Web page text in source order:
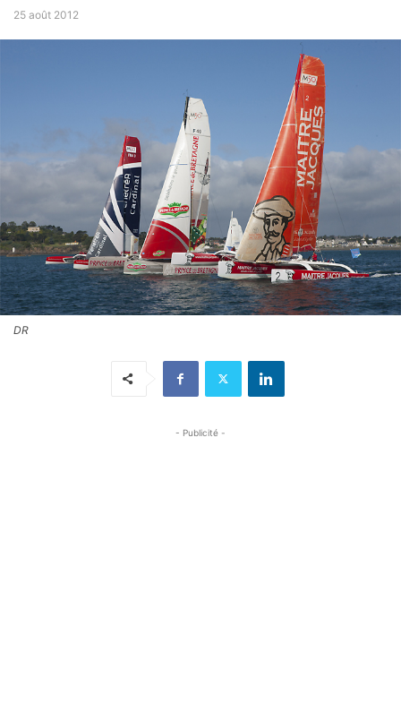
25 août 2012
DR
- Publicité -